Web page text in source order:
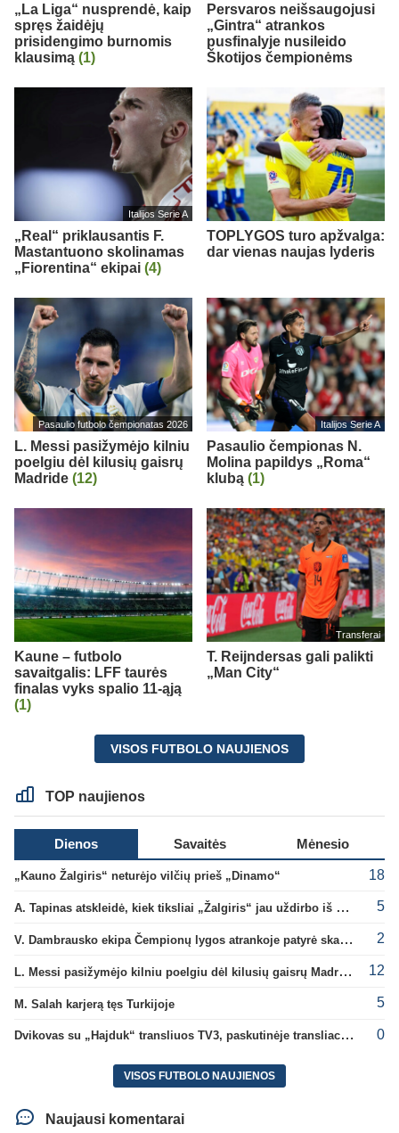
„La Liga“ nusprendė, kaip
spręs žaidėjų
prisidengimo burnomis
klausimą (1)
Persvaros neišsaugojusi
„Gintra“ atrankos
pusfinalyje nusileido
Škotijos čempionėms
Italijos Serie A
„Real“ priklausantis F.
Mastantuono skolinamas
„Fiorentina“ ekipai (4)
TOPLYGOS turo apžvalga:
dar vienas naujas lyderis
Pasaulio futbolo čempionatas 2026
L. Messi pasižymėjo kilniu
poelgiu dėl kilusių gaisrų
Madride (12)
Italijos Serie A
Pasaulio čempionas N.
Molina papildys „Roma“
klubą (1)
Kaune – futbolo
savaitgalis: LFF taurės
finalas vyks spalio 11-ąją
(1)
Transferai
T. Reijndersas gali palikti
„Man City“
VISOS FUTBOLO NAUJIENOS
TOP naujienos
Dienos Savaitės Mėnesio
„Kauno Žalgiris“ neturėjo vilčių prieš „Dinamo“ 18
A. Tapinas atskleidė, kiek tiksliai „Žalgiris“ jau uždirbo iš UEFA premijų 5
V. Dambrausko ekipa Čempionų lygos atrankoje patyrė skaudžią nesėkmę 2
L. Messi pasižymėjo kilniu poelgiu dėl kilusių gaisrų Madride 12
M. Salah karjerą tęs Turkijoje 5
Dvikovas su „Hajduk“ transliuos TV3, paskutinėje transliacijoje – nauji rekordai 0
VISOS FUTBOLO NAUJIENOS
Naujausi komentarai